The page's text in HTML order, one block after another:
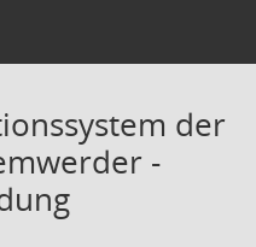
der
-